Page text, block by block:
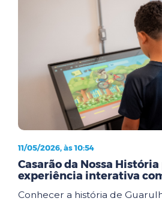
11/05/2026, às 10:54
Casarão da Nossa
experiência interativa
Conhecer a história de